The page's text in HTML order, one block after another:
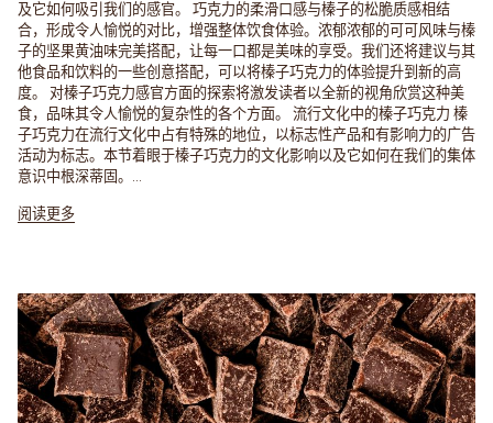
及它如何吸引我们的感官。 巧克力的柔滑口感与榛子的松脆质感相结
合，形成令人愉悦的对比，增强整体饮食体验。浓郁浓郁的可可风味与榛
子的坚果黄油味完美搭配，让每一口都是美味的享受。我们还将建议与其
他食品和饮料的一些创意搭配，可以将榛子巧克力的体验提升到新的高
度。 对榛子巧克力感官方面的探索将激发读者以全新的视角欣赏这种美
食，品味其令人愉悦的复杂性的各个方面。 流行文化中的榛子巧克力 榛
子巧克力在流行文化中占有特殊的地位，以标志性产品和有影响力的广告
活动为标志。本节着眼于榛子巧克力的文化影响以及它如何在我们的集体
意识中根深蒂固。...
阅读更多